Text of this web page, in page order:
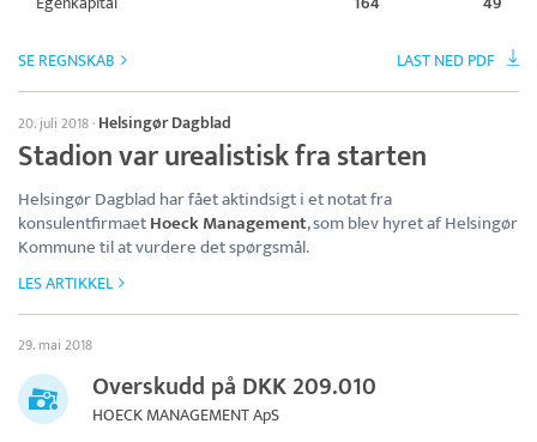
SE REGNSKAB LAST NED PDF
20. juli 2018· Helsingør Dagblad
Stadion var urealistisk fra starten
Helsingør Dagblad har fået aktindsigt i et notat fra
konsulentfirmaetHoeck Management, som blev hyret af Helsingør
Kommune til at vurdere det spørgsmål.
LES ARTIKKEL
29. mai 2018
Overskudd på DKK 209.010
HOECK MANAGEMENT ApS